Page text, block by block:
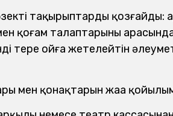
тақырыптарды қозғайды:
қоғам талаптарының
терең ойға жетелейтін
мен қонақтарын жаңа